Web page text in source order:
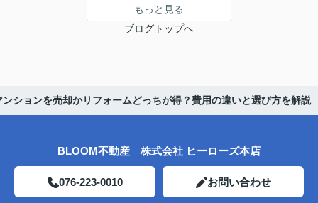
もっと見る
ブログトップへ
ンションを売却かリフォームどっちが得？費用の違いと選び方を解説
BLOOM不動産 株式会社 ヒーローズ本店
076-223-0010 お問い合わせ